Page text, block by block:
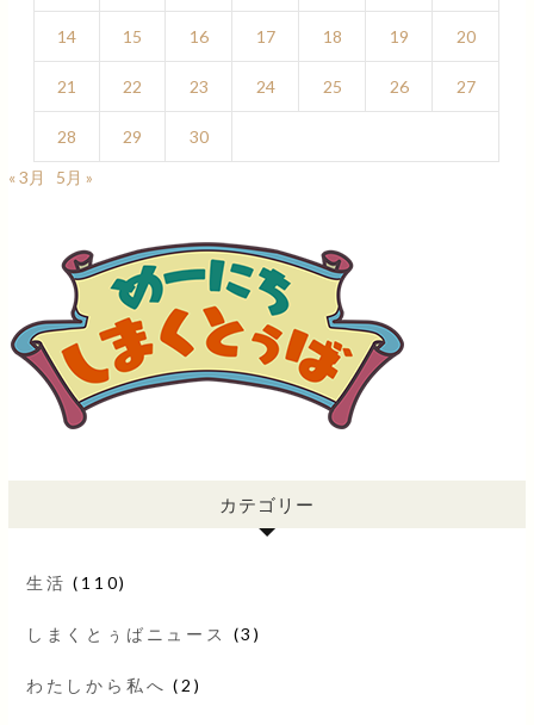
14 15 16 17 18 19 20
21 22 23 24 25 26 27
28 29
30
« 3月
5月 »
カテゴリー
生活 (110)
しまくとぅばニュース (3)
わたしから私へ (2)